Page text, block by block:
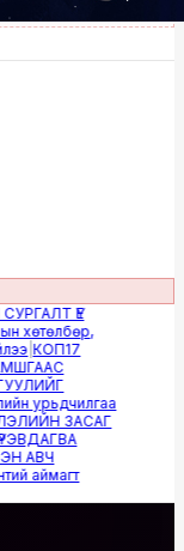
ҮЕ
хөтөлбөр,
|КОП17
урьдчилгаа
ЗАСАГ
АВЧ
аймагт